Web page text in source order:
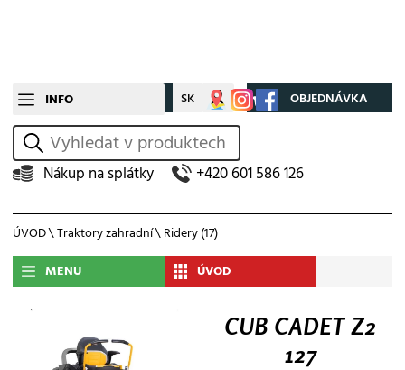
INFO CZ SK Můj účet OBJEDNÁVKA
vyhledat
Nákup na splátky +420 601 586 126
ÚVOD\Traktory zahradní\Ridery(17)
MENU
ÚVOD
CUB CADET Z2
127